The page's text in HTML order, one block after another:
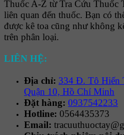
Thuốc A-Z từ Tra Cứu Thuốc
liên quan đến thuốc. Bạn có
được kê toa cũng như không
trên phân loại.
LIÊN HỆ:
Địa chỉ: 334 Đ. Tô Hiến
Quận 10, Hồ Chí Minh
Đặt hàng: 0937542233
Hotline: 0564435373
Email: